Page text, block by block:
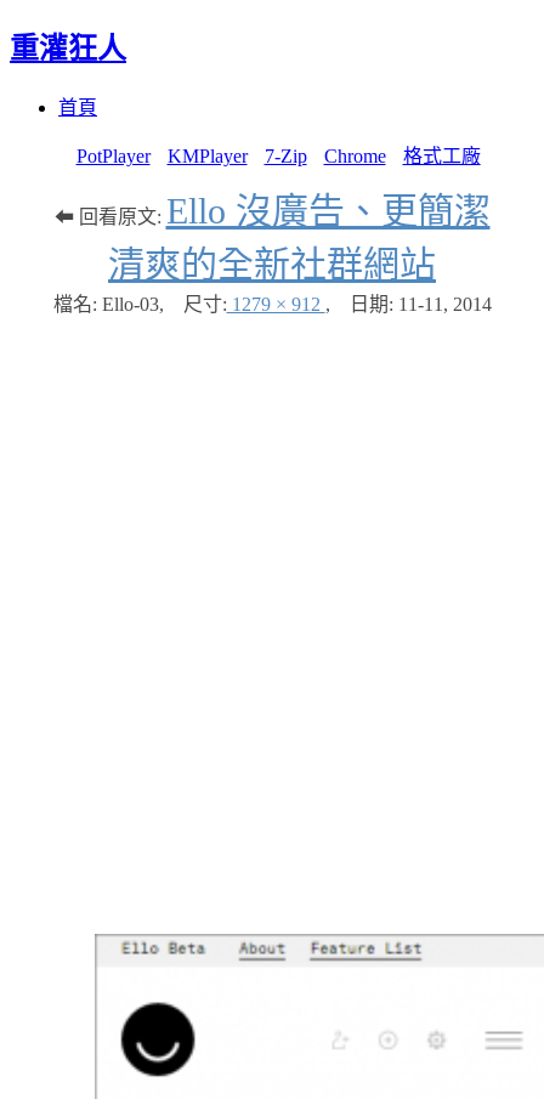
重灌狂人
首頁
PotPlayer KMPlayer 7-Zip Chrome 格式工廠
⬅ 回看原文: Ello 沒廣告、更簡潔
清爽的全新社群網站
檔名: Ello-03, 尺寸: 1279 × 912 , 日期: 11-11, 2014